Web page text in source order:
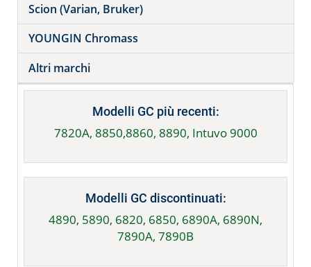
Scion (Varian, Bruker)
YOUNGIN Chromass
Altri marchi
Modelli GC più recenti:
7820A, 8850,8860, 8890, Intuvo 9000
Modelli GC discontinuati:
4890, 5890, 6820, 6850, 6890A, 6890N,
7890A, 7890B